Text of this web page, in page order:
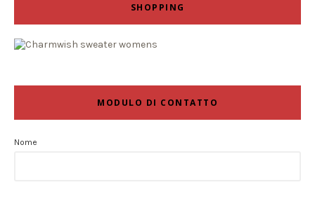
SHOPPING
MODULO DI CONTATTO
Nome